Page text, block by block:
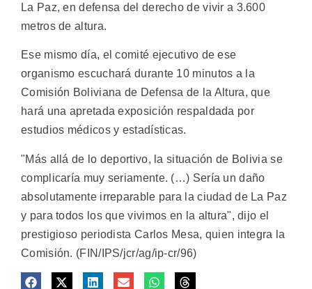
La Paz, en defensa del derecho de vivir a 3.600
metros de altura.
Ese mismo día, el comité ejecutivo de ese
organismo escuchará durante 10 minutos a la
Comisión Boliviana de Defensa de la Altura, que
hará una apretada exposición respaldada por
estudios médicos y estadísticas.
"Más allá de lo deportivo, la situación de Bolivia se
complicaría muy seriamente. (…) Sería un daño
absolutamente irreparable para la ciudad de La Paz
y para todos los que vivimos en la altura", dijo el
prestigioso periodista Carlos Mesa, quien integra la
Comisión. (FIN/IPS/jcr/ag/ip-cr/96)